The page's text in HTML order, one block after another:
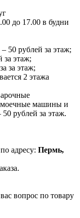
до 17.00 в будни
50 рублей за этаж;
за этаж;
за этаж;
2 этажа
машины и
рублей за этаж.
адресу: Пермь,
заказа.
вопрос по товару